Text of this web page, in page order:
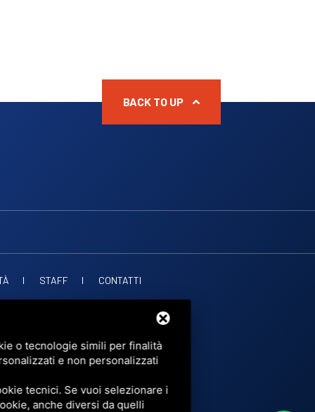
STAFF CONTATTI
BACK TO UP
o tecnologie simili per finalità
e non personalizzati
tecnici. Se vuoi selezionare i
anche diversi da quelli